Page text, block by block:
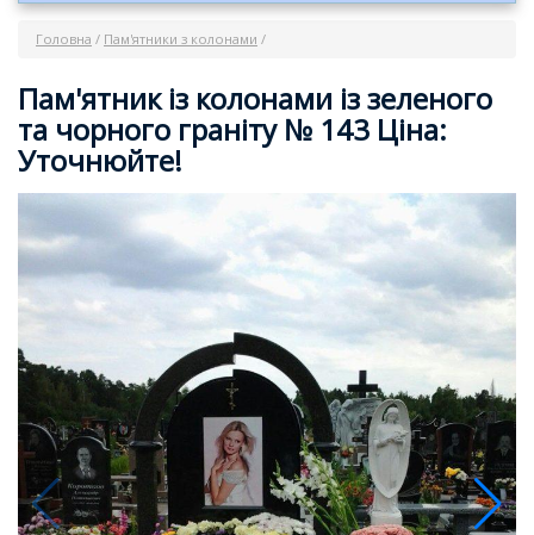
Головна / Пам'ятники з колонами /
Пам'ятник із колонами із зеленого
та чорного граніту № 143 Ціна:
Уточнюйте!